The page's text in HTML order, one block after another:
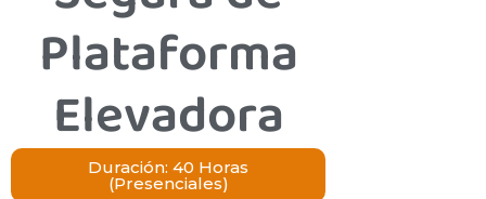
Plataforma
Elevadora
Duración: 40 Horas
(Presenciales)